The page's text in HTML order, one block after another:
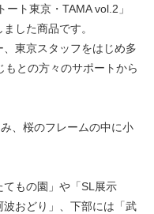
ト東京・TAMA vol.2」
した商品です。
東京スタッフをはじめ多
との方々のサポートから
、桜のフレームの中に小
てもの園」や「SL展示
おどり」、下部には「武